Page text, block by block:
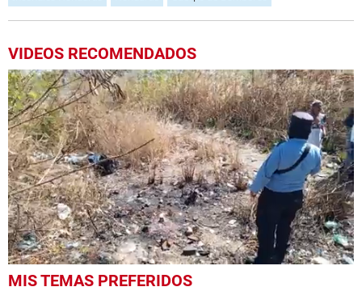
VIDEOS RECOMENDADOS
seconds
MIS TEMAS PREFERIDOS